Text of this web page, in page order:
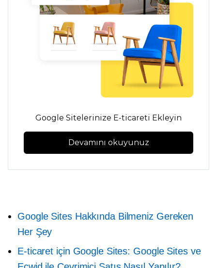
Google Sitelerinize E-ticareti Ekleyin
Devamını okuyunuz
Google Sites Hakkında Bilmeniz Gereken
Her Şey
E-ticaret için Google Sites: Google Sites ve